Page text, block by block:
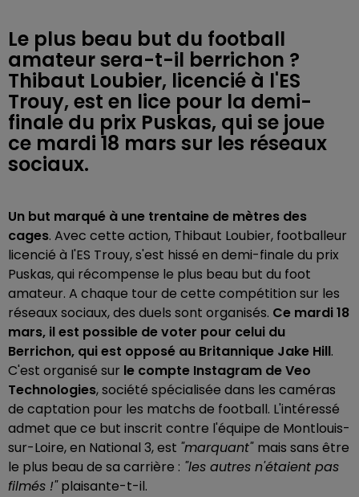
Le plus beau but du football
amateur sera-t-il berrichon ?
Thibaut Loubier, licencié à l'ES
Trouy, est en lice pour la demi-
finale du prix Puskas, qui se joue
ce mardi 18 mars sur les réseaux
sociaux.
Un but marqué à une trentaine de mètres des
cages. Avec cette action, Thibaut Loubier, footballeur
licencié à l'ES Trouy, s'est hissé en demi-finale du prix
Puskas, qui récompense le plus beau but du foot
amateur. A chaque tour de cette compétition sur les
réseaux sociaux, des duels sont organisés. Ce mardi 18
mars, il est possible de voter pour celui du
Berrichon, qui est opposé au Britannique Jake Hill.
C'est organisé sur le compte Instagram de Veo
Technologies, société spécialisée dans les caméras
de captation pour les matchs de football. L'intéressé
admet que ce but inscrit contre l'équipe de Montlouis-
sur-Loire, en National 3, est "marquant" mais sans être
le plus beau de sa carrière : "les autres n'étaient pas
filmés !"plaisante-t-il.